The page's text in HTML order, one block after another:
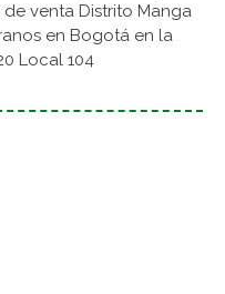
venta Distrito Manga
en Bogotá en la
Local 104